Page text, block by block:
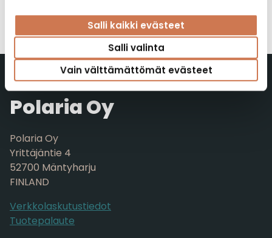
Salli kaikki evästeet
Salli valinta
Vain välttämättömät evästeet
Allaskaappi ja allas SC
Polaria Oy
Polaria Oy
Yrittäjäntie 4
52700 Mäntyharju
FINLAND
Verkkolaskutustiedot
Tuotepalaute